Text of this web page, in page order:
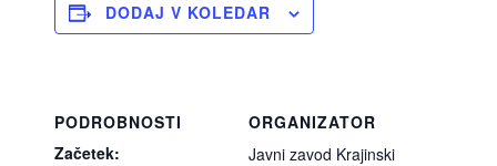
DODAJ V KOLEDAR
PODROBNOSTI
Začetek:
ORGANIZATOR
Javni zavod Krajinski